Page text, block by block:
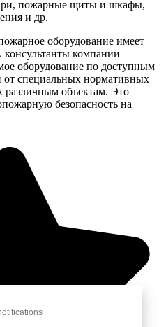
пожарные щиты и шкафы,
и др.
оборудование имеет
компании
оборудование по доступным
от специальных нормативных
различным объектам. Это
безопасность на